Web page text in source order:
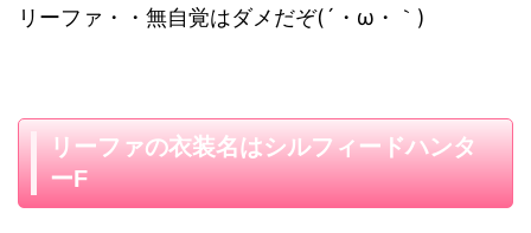
リーファ・・無自覚はダメだぞ(´・ω・｀)
リーファの衣装名はシルフィードハンタ
ーF